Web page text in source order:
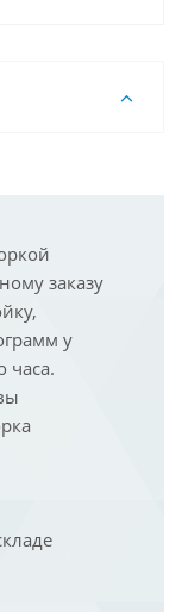
заказу
у
часа.